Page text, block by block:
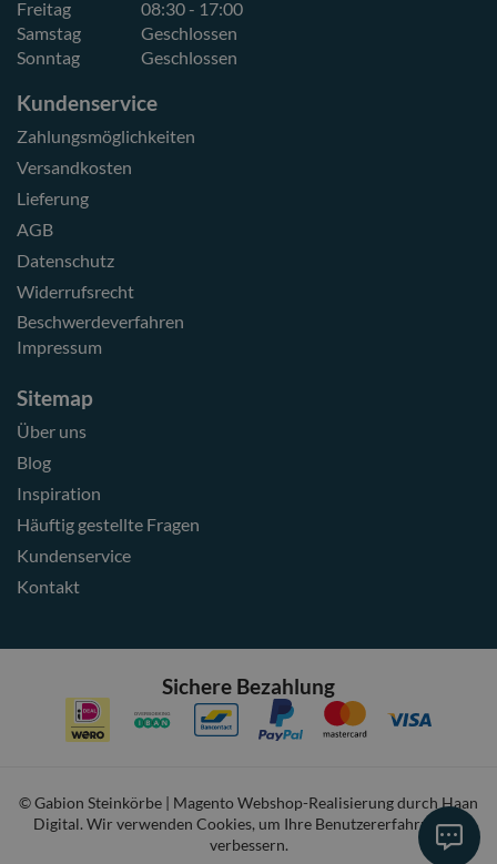
Freitag
08:30 - 17:00
Samstag
Geschlossen
Sonntag
Geschlossen
Kundenservice
Zahlungsmöglichkeiten
Versandkosten
Lieferung
AGB
Datenschutz
Widerrufsrecht
Beschwerdeverfahren
Impressum
Sitemap
Über uns
Blog
Inspiration
Häuftig gestellte Fragen
Kundenservice
Kontakt
Sichere Bezahlung
© Gabion Steinkörbe | Magento Webshop-Realisierung durch Haan
Digital. Wir verwenden Cookies, um Ihre Benutzererfahrung zu
verbessern.